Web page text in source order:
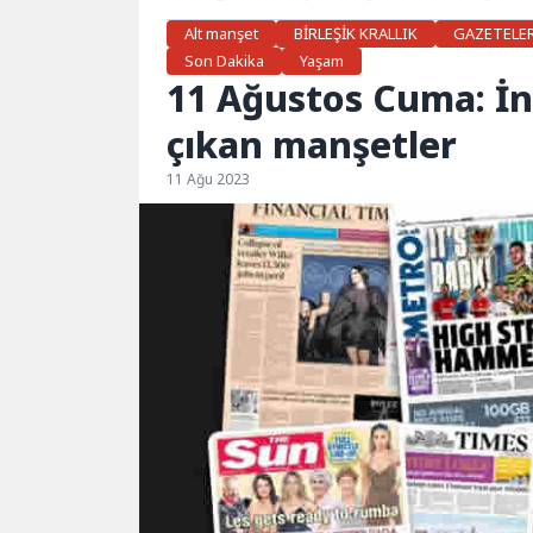
Alt manşet
BİRLEŞİK KRALLIK
Son Dakika
Yaşam
11 Ağustos Cuma:
çıkan manşetler
11 Ağu 2023